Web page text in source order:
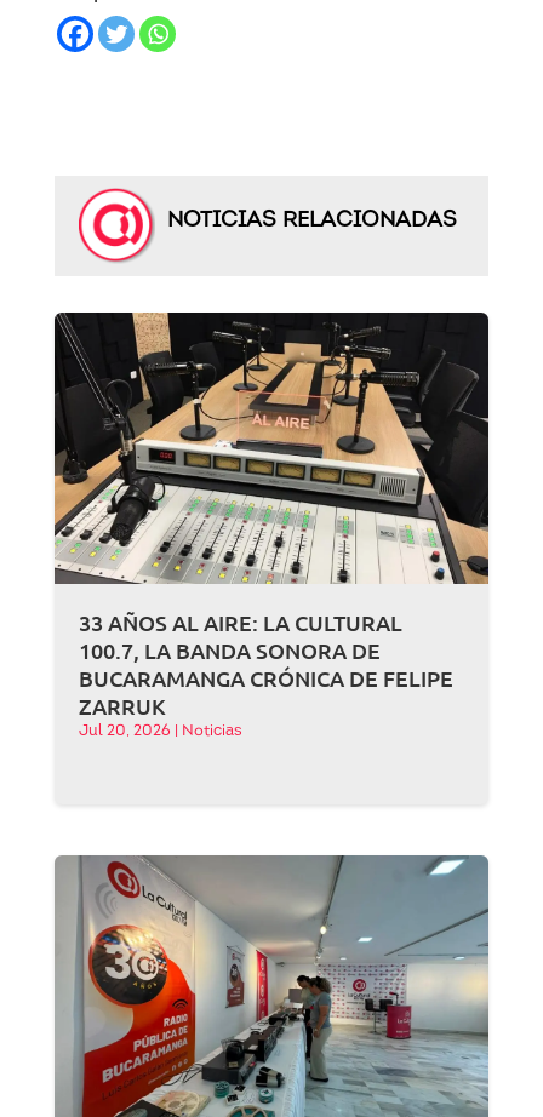
NOTICIAS RELACIONADAS
33 AÑOS AL AIRE: LA CULTURAL
100.7, LA BANDA SONORA DE
BUCARAMANGA CRÓNICA DE FELIPE
ZARRUK
Jul 20, 2026 Noticias